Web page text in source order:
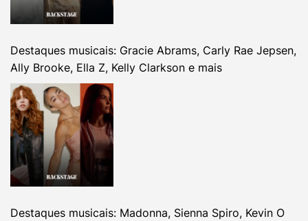
Destaques musicais: Gracie Abrams, Carly Rae Jepsen,
Ally Brooke, Ella Z, Kelly Clarkson e mais
Destaques musicais: Madonna, Sienna Spiro, Kevin O